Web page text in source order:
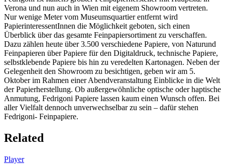
Verona und nun auch in Wien mit eigenem Showroom vertreten.
Nur wenige Meter vom Museumsquartier entfernt wird
PapierinteressentInnen die Möglichkeit geboten, sich einen
Überblick über das gesamte Feinpapiersortiment zu verschaffen.
Dazu zählen heute über 3.500 verschiedene Papiere, von Naturund
Feinpapieren über Papiere für den Digitaldruck, technische Papiere,
selbstklebende Papiere bis hin zu veredelten Kartonagen. Neben der
Gelegenheit den Showroom zu besichtigen, geben wir am 5.
Oktober im Rahmen einer Abendveranstaltung Einblicke in die Welt
der Papierherstellung. Ob außergewöhnliche optische oder haptische
Anmutung, Fedrigoni Papiere lassen kaum einen Wunsch offen. Bei
aller Vielfalt dennoch unverwechselbar zu sein – dafür stehen
Fedrigoni- Feinpapiere.
Related
Player